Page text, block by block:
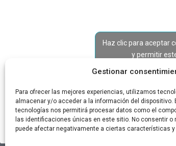
Gestionar
Para ofrecer las mejores experiencias, utilizamos
almacenar y/o acceder a la información del dispositivo.
tecnologías nos permitirá procesar datos como el
las identificaciones únicas en este sitio. No consentir o
puede afectar negativamente a ciertas características
Haz clic para aceptar
y permitir